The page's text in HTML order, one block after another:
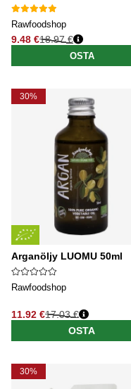
Rawfoodshop
9.48 €
Normaali hinta
18.97 €
OSTA
30%
Arganöljy LUOMU 50ml
Rawfoodshop
11.92 €
Normaali hinta
17.03 €
OSTA
30%